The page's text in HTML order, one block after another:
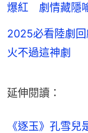
爆紅 劇情藏隱
2025必看陸劇
火不過這神劇
延伸閱讀：
《逐玉》孔雪